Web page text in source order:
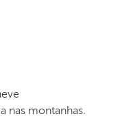
nas montanhas.